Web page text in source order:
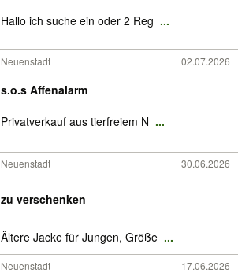
Hallo ich suche ein oder 2 Reg ...
Neuenstadt 02.07.2026
s.o.s Affenalarm
Privatverkauf aus tierfreiem N ...
Neuenstadt 30.06.2026
zu verschenken
Ältere Jacke für Jungen, Größe ...
Neuenstadt 17.06.2026